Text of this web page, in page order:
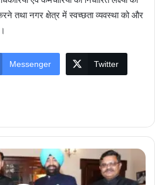
तथा नगर क्षेत्र में स्वच्छता व्यवस्था को और
Messenger Twitter